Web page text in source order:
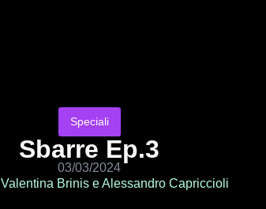
Speciali
Sbarre Ep.3
03/03/2024
Valentina Brinis eAlessandro Capriccioli